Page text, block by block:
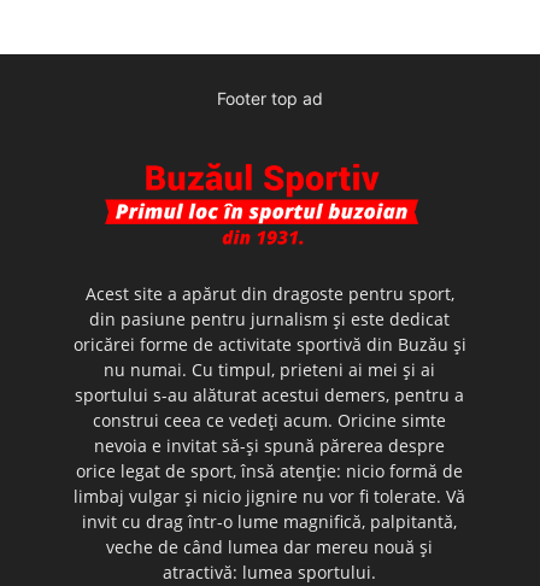
Footer top ad
Acest site a apărut din dragoste pentru sport,
din pasiune pentru jurnalism şi este dedicat
oricărei forme de activitate sportivă din Buzău şi
nu numai. Cu timpul, prieteni ai mei şi ai
sportului s-au alăturat acestui demers, pentru a
construi ceea ce vedeţi acum. Oricine simte
nevoia e invitat să-şi spună părerea despre
orice legat de sport, însă atenţie: nicio formă de
limbaj vulgar şi nicio jignire nu vor fi tolerate. Vă
invit cu drag într-o lume magnifică, palpitantă,
veche de când lumea dar mereu nouă şi
atractivă: lumea sportului.